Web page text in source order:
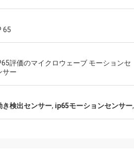
65
評価のマイクロウェーブ モーションセ
サー
き検出センサー, ip65モーションセンサー,